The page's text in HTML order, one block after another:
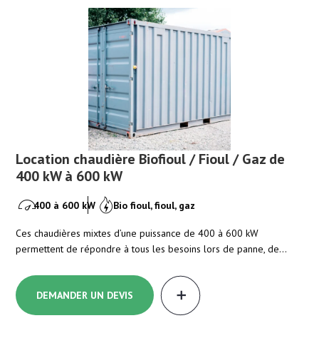
Gaz de
kW
panne, de…
Location chaudière Biofioul / Fioul /
800 à 900 kW
800 à 900 kW Bio fioul, fioul, gaz
Ces chaudières mixtes Biofioul / Fioul / Gaz prennent
de panne ou permettent d’assurer le chaud…
DEMANDER UN DEVIS